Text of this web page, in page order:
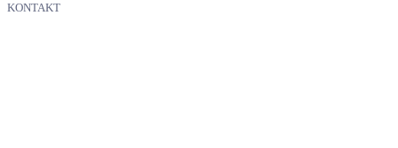
KONTAKT